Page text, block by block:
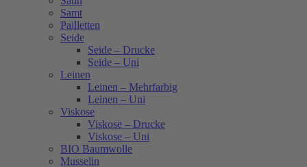
Samt
Pailletten
Seide
Seide – Drucke
Seide – Uni
Leinen
Leinen – Mehrfarbig
Leinen – Uni
Viskose
Viskose – Drucke
Viskose – Uni
BIO Baumwolle
Musselin